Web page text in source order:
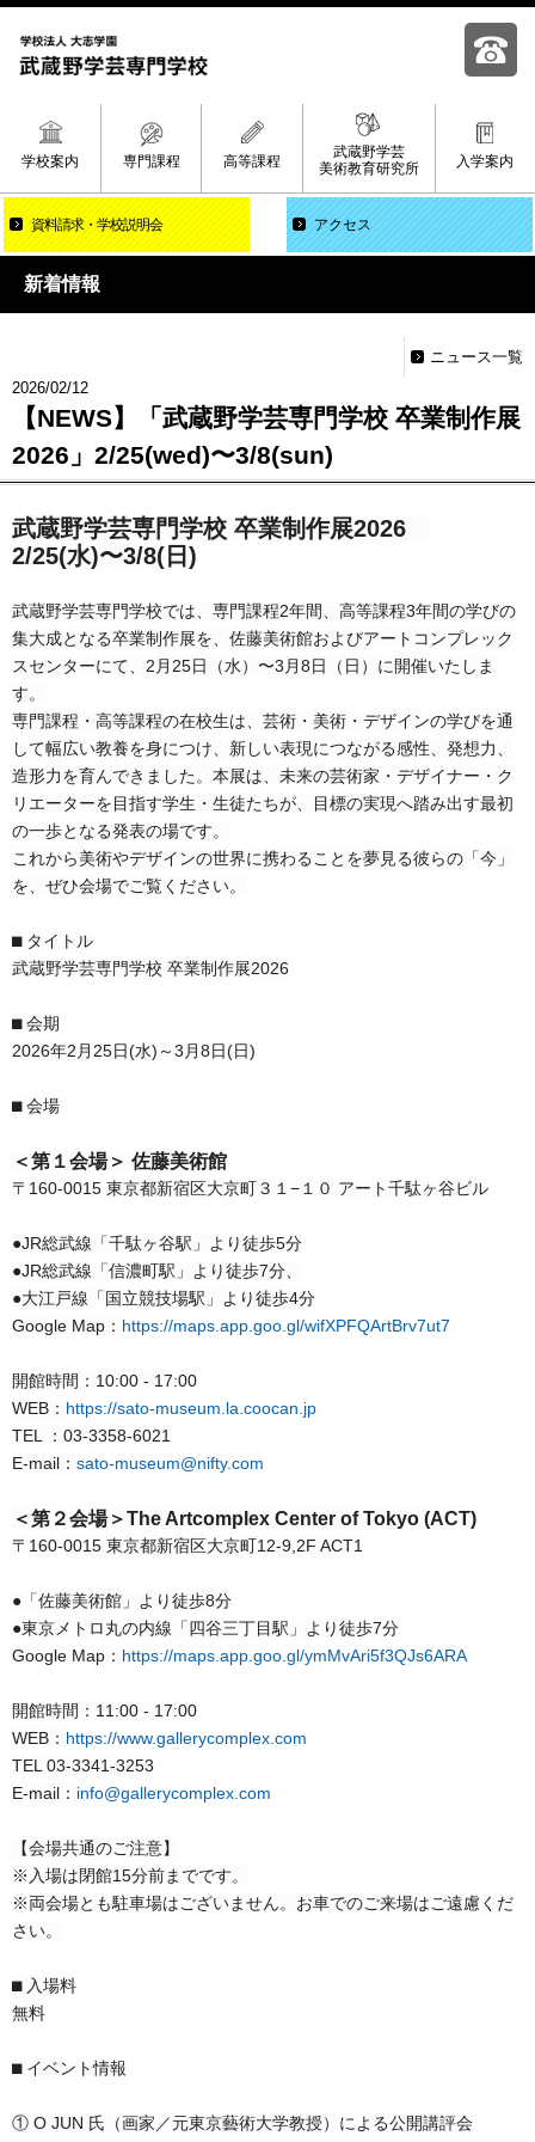
学校案内 専門課程 高等課程
武蔵野学芸
美術教育研究所
入学案内
資料請求 学校説明会 アクセス
新着情報
ニュース一覧
2026/02/12
【NEWS】「武蔵野学芸専門学校 卒業制作展
2026」2/25(wed)〜3/8(sun)
武蔵野学芸専門学校 卒業制作展2026
2/25(水)〜3/8(日)
武蔵野学芸専門学校では、専門課程2年間、高等課程3年間の学びの
集大成となる卒業制作展を、佐藤美術館およびアートコンプレック
スセンターにて、2月25日（水）〜3月8日（日）に開催いたしま
す。
専門課程・高等課程の在校生は、芸術・美術・デザインの学びを通
して幅広い教養を身につけ、新しい表現につながる感性、発想力、
造形力を育んできました。本展は、未来の芸術家・デザイナー・ク
リエーターを目指す学生・生徒たちが、目標の実現へ踏み出す最初
の一歩となる発表の場です。
これから美術やデザインの世界に携わることを夢見る彼らの「今」
を、ぜひ会場でご覧ください。
⬛︎ タイトル
武蔵野学芸専門学校 卒業制作展2026
⬛︎ 会期
2026年2月25日(水)～3月8日(日)
⬛︎ 会場
＜第１会場＞ 佐藤美術館
〒160-0015 東京都新宿区大京町３１−１０ アート千駄ヶ谷ビル
●JR総武線「千駄ヶ谷駅」より徒歩5分
●JR総武線「信濃町駅」より徒歩7分、
●大江戸線「国立競技場駅」より徒歩4分
Google Map： https://maps.app.goo.gl/wifXPFQArtBrv7ut7
開館時間：10:00 - 17:00
WEB： https://sato-museum.la.coocan.jp
TEL ：03-3358-6021
E-mail： sato-museum@nifty.com
＜第２会場＞The Artcomplex Center of Tokyo (ACT)
〒160-0015 東京都新宿区大京町12-9,2F ACT1
●「佐藤美術館」より徒歩8分
●東京メトロ丸の内線「四谷三丁目駅」より徒歩7分
Google Map： https://maps.app.goo.gl/ymMvAri5f3QJs6ARA
開館時間：11:00 - 17:00
WEB： https://www.gallerycomplex.com
TEL 03-3341-3253
E-mail： info@gallerycomplex.com
【会場共通のご注意】
※入場は閉館15分前までです。
※両会場とも駐車場はございません。お車でのご来場はご遠慮くだ
さい。
⬛︎ 入場料
無料
⬛︎ イベント情報
① O JUN 氏（画家／元東京藝術大学教授）による公開講評会